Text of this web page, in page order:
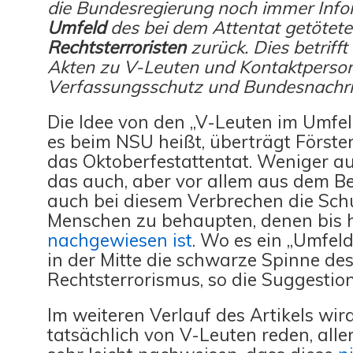
die Bundesregierung noch immer
Umfelddes bei dem Attentat
Rechtsterroristenzurück. Dies betrifft
Akten zu V-Leuten und
Verfassungsschutz und
Die Idee von den „V-Leuten im
es beim NSU heißt, überträgt
das Oktoberfestattentat. Weniger
das auch, aber vor allem aus dem
auch bei diesem Verbrechen die
Menschen zu behaupten, denen bis
nachgewiesen ist. Wo es ein
in der Mitte die schwarze Spinne des
Rechtsterrorismus, so die
Im weiteren Verlauf des Artikels
tatsächlich von V-Leuten reden,